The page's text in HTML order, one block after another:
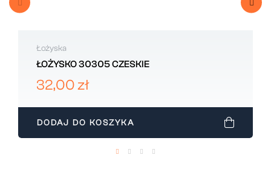
Łożyska
ŁOŻYSKO 30305 CZESKIE
32,00 zł
DODAJ DO KOSZYKA